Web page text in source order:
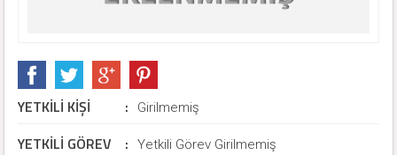
YETKİLİ KİŞİ : Girilmemiş
YETKİLİ GÖREV : Yetkili Görev Girilmemiş